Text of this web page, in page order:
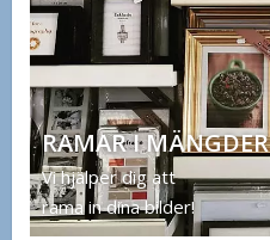
RAMAR I MÄNGDER
Vi hjälper dig att
rama in dina bilder!